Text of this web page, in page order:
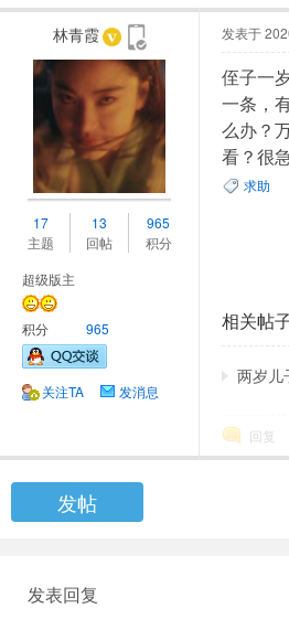
林青霞
17
主题
13
回帖
965
积分
超级版主
积分 965
关注TA 发消息
发表于
侄子一
一条，
么办？
看？很
求助
相关帖
两岁儿
回复
发帖
发表回复